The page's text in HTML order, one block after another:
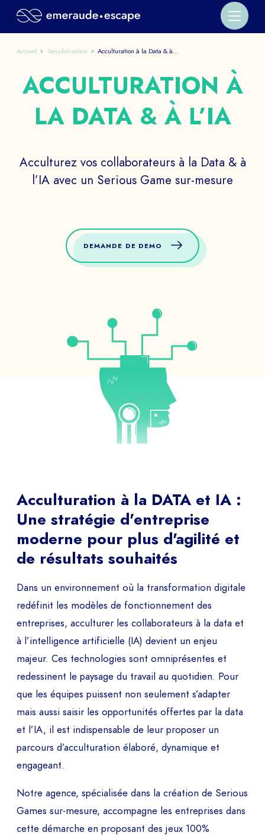
Accueil Sensibilisation Acculturation à la Data & à...
ACCULTURATION À
LA DATA & À L’IA
Acculturez vos collaborateurs à la Data & à
l’IA avec un Serious Game sur-mesure
DEMANDE DE DEMO
Acculturation à la DATA et IA :
Une stratégie d'entreprise
moderne pour plus d'agilité et
de résultats souhaités
Dans un environnement où la transformation digitale
redéfinit les modèles de fonctionnement des
entreprises, acculturer les collaborateurs à la data et
à l’intelligence artificielle (IA) devient un enjeu
majeur. Ces technologies sont omniprésentes et
redessinent le paysage du travail au quotidien. Pour
que les équipes puissent non seulement s’adapter
mais aussi saisir les opportunités offertes par la data
et l’IA, il est indispensable de leur proposer un
parcours d’acculturation élaboré, dynamique et
engageant.
Notre agence, spécialisée dans la création de Serious
Games sur-mesure, accompagne les entreprises dans
cette démarche en proposant des jeux 100%